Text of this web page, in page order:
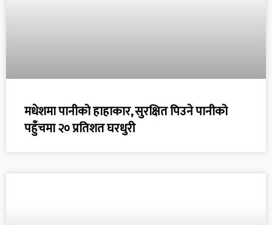
मधेशमा पानीको हाहाकार, सुरक्षित पिउने पानीको
पहुँचमा २० प्रतिशत घरधुरी